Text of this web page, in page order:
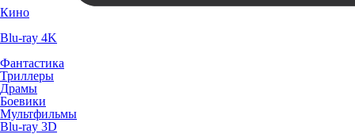
Кино
Blu-ray 4K
Фантастика
Триллеры
Драмы
Боевики
Мультфильмы
Blu-ray 3D